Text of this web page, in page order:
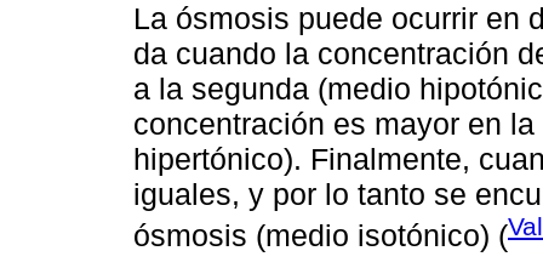
La ósmosis puede ocurrir en
da cuando la concentración
a la segunda (medio
concentración es mayor en
hipertónico). Finalmente,
iguales, y por lo tanto se
ósmosis (medio isotónico) (